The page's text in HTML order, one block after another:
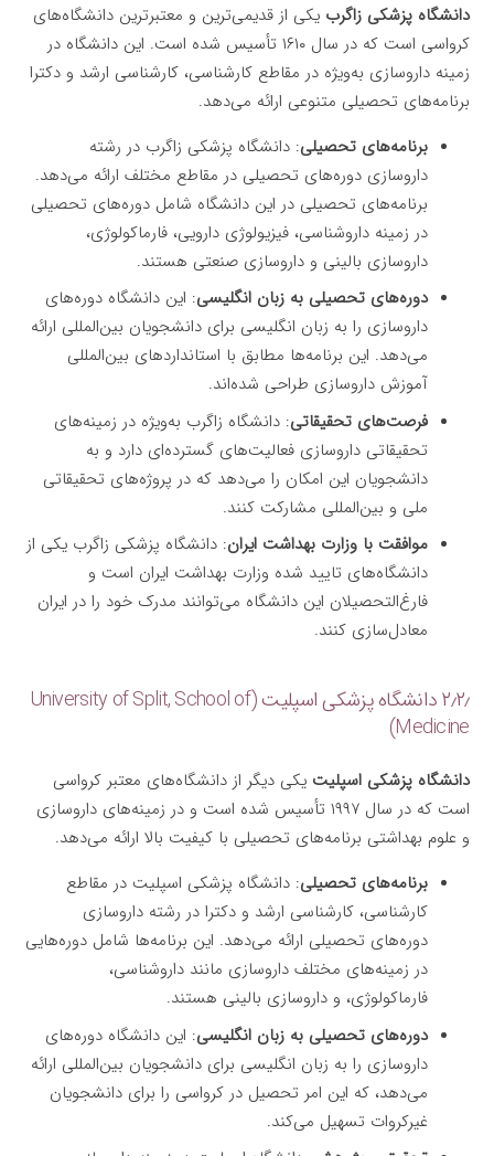
دانشگاه پزشکی زاگرب یکی از قدیمی‌ترین و معتبرترین دانشگاه‌های
کرواسی است که در سال ۱۶۱۰ تأسیس شده است. این دانشگاه در
زمینه داروسازی به‌ویژه در مقاطع کارشناسی، کارشناسی ارشد و دکترا
برنامه‌های تحصیلی متنوعی ارائه می‌دهد.
برنامه‌های تحصیلی: دانشگاه پزشکی زاگرب در رشته
داروسازی دوره‌های تحصیلی در مقاطع مختلف ارائه می‌دهد.
برنامه‌های تحصیلی در این دانشگاه شامل دوره‌های تحصیلی
در زمینه داروشناسی، فیزیولوژی دارویی، فارماکولوژی،
داروسازی بالینی و داروسازی صنعتی هستند.
دوره‌های تحصیلی به زبان انگلیسی: این دانشگاه دوره‌های
داروسازی را به زبان انگلیسی برای دانشجویان بین‌المللی ارائه
می‌دهد. این برنامه‌ها مطابق با استانداردهای بین‌المللی
آموزش داروسازی طراحی شده‌اند.
فرصت‌های تحقیقاتی: دانشگاه زاگرب به‌ویژه در زمینه‌های
تحقیقاتی داروسازی فعالیت‌های گسترده‌ای دارد و به
دانشجویان این امکان را می‌دهد که در پروژه‌های تحقیقاتی
ملی و بین‌المللی مشارکت کنند.
موافقت با وزارت بهداشت ایران: دانشگاه پزشکی زاگرب یکی از
دانشگاه‌های تایید شده وزارت بهداشت ایران است و
فارغ‌التحصیلان این دانشگاه می‌توانند مدرک خود را در ایران
معادل‌سازی کنند.
۲٫۲٫ دانشگاه پزشکی اسپلیت (University of Split, School of
Medicine)
دانشگاه پزشکی اسپلیت یکی دیگر از دانشگاه‌های معتبر کرواسی
است که در سال ۱۹۹۷ تأسیس شده است و در زمینه‌های داروسازی
و علوم بهداشتی برنامه‌های تحصیلی با کیفیت بالا ارائه می‌دهد.
برنامه‌های تحصیلی: دانشگاه پزشکی اسپلیت در مقاطع
کارشناسی، کارشناسی ارشد و دکترا در رشته داروسازی
دوره‌های تحصیلی ارائه می‌دهد. این برنامه‌ها شامل دوره‌هایی
در زمینه‌های مختلف داروسازی مانند داروشناسی،
فارماکولوژی، و داروسازی بالینی هستند.
دوره‌های تحصیلی به زبان انگلیسی: این دانشگاه دوره‌های
داروسازی را به زبان انگلیسی برای دانشجویان بین‌المللی ارائه
می‌دهد، که این امر تحصیل در کرواسی را برای دانشجویان
غیرکروات تسهیل می‌کند.